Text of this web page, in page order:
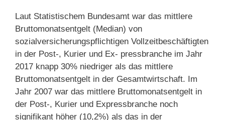
Laut Statistischem Bundesamt war das mittlere
Bruttomonatsentgelt (Median) von
sozialversicherungspflichtigen Vollzeitbeschäftigten
in der Post-, Kurier und Ex- pressbranche im Jahr
2017 knapp 30% niedriger als das mittlere
Bruttomonatsentgelt in der Gesamtwirtschaft. Im
Jahr 2007 war das mittlere Bruttomonatsentgelt in
der Post-, Kurier und Expressbranche noch
signifikant höher (10,2%) als das in der